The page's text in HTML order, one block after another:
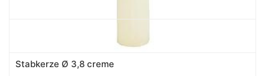
Stabkerze Ø 3,8 creme